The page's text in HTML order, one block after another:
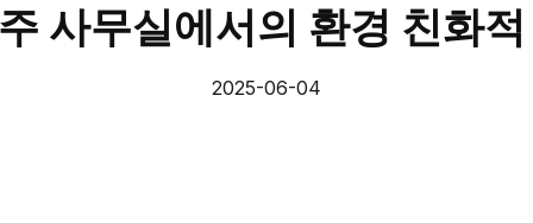
사무실에서의 환경 친화
2025-06-04